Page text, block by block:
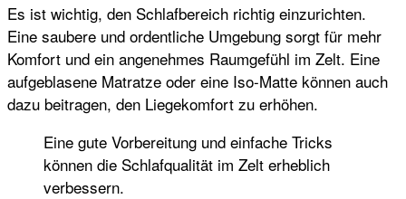
Es ist wichtig, den Schlafbereich richtig einzurichten.
Eine saubere und ordentliche Umgebung sorgt für mehr
Komfort und ein angenehmes Raumgefühl im Zelt. Eine
aufgeblasene Matratze oder eine Iso-Matte können auch
dazu beitragen, den Liegekomfort zu erhöhen.
Eine gute Vorbereitung und einfache Tricks
können die Schlafqualität im Zelt erheblich
verbessern.